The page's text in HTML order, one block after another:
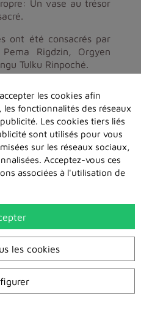
Un vase au trésor
ont été consacrés par
Rigdzin, Orgyen
Tulku Rinpoché.
catégorie
les cookies afin
fonctionnalités des réseaux
Les cookies tiers liés
sont utilisés pour vous
sur les réseaux sociaux,
Acceptez-vous ces
associées à l'utilisation de
les cookies